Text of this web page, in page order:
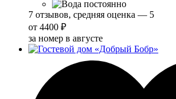
7 отзывов, средняя оценка — 5
от 4400 ₽
за номер в августе